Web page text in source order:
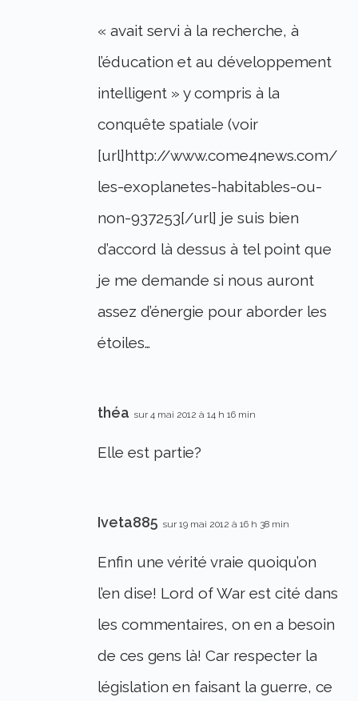
« avait servi à la recherche, à
l’éducation et au développement
intelligent » y compris à la
conquête spatiale (voir
[url]http://www.come4news.com/
les-exoplanetes-habitables-ou-
non-937253[/url] je suis bien
d’accord là dessus à tel point que
je me demande si nous auront
assez d’énergie pour aborder les
étoiles…
théa sur 4 mai 2012 à 14 h 16 min
Elle est partie?
Iveta885 sur 19 mai 2012 à 16 h 38 min
Enfin une vérité vraie quoiqu’on
l’en dise! Lord of War est cité dans
les commentaires, on en a besoin
de ces gens là! Car respecter la
législation en faisant la guerre, ce